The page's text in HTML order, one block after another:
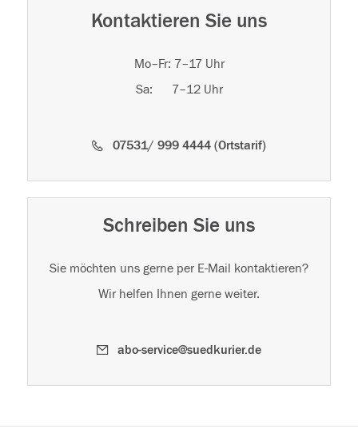
Kontaktieren Sie uns
Mo–Fr: 7–17 Uhr
Sa: 7–12 Uhr
07531/ 999 4444 (Ortstarif)
Schreiben Sie uns
Sie möchten uns gerne per E-Mail kontaktieren?
Wir helfen Ihnen gerne weiter.
abo-service@suedkurier.de